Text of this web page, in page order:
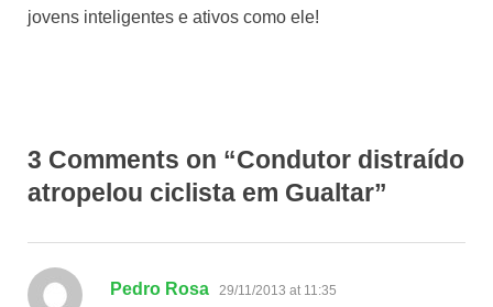
jovens inteligentes e ativos como ele!
3 Comments on “Condutor distraído
atropelou ciclista em Gualtar”
Pedro Rosa says:
29/11/2013 at 11:35